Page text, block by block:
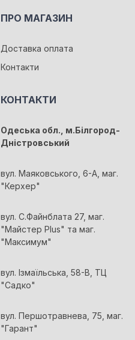
ПРО МАГАЗИН
Доставка оплата
Контакти
КОНТАКТИ
Одеська обл., м.Білгород-
Дністровський
вул. Маяковського, 6-А, маг.
"Керхер"
вул. С.Файнблата 27, маг.
"Майстер Plus" та маг.
"Максимум"
вул. Ізмаїльська, 58-В, ТЦ
"Садко"
вул. Першотравнева, 75, маг.
"Гарант"